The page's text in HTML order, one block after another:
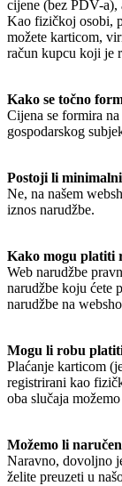
cijene (bez PDV-a),
Kao fizičkoj osobi,
možete karticom,
račun kupcu koji je
Kako se točno
Cijena se formira
gospodarskog
Postoji li
Ne, na našem
iznos narudžbe.
Kako mogu platiti
Web narudžbe
narudžbe koju ćete
narudžbe na
Mogu li robu
Plaćanje karticom
registrirani kao
oba slučaja
Možemo li
Naravno, dovoljno
želite preuzeti u